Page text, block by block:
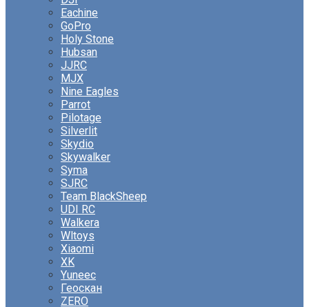
Eachine
GoPro
Holy Stone
Hubsan
JJRC
MJX
Nine Eagles
Parrot
Pilotage
Silverlit
Skydio
Skywalker
Syma
SJRC
Team BlackSheep
UDI RC
Walkera
Wltoys
Xiaomi
XK
Yuneec
Геоскан
ZERO